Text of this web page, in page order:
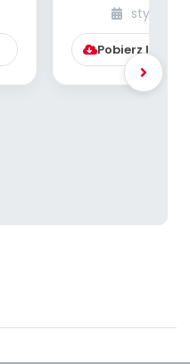
styczeń
Pobierz lub